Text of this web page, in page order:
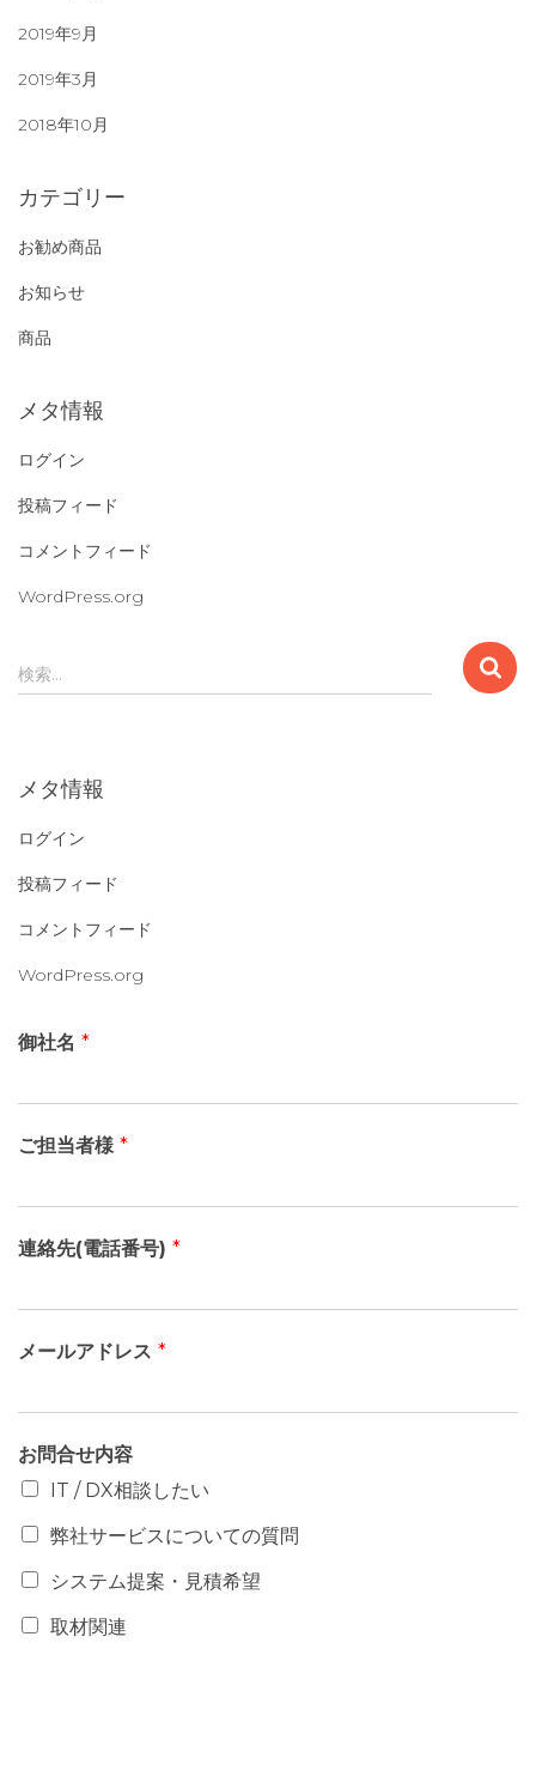
2019年9月
2019年3月
2018年10月
カテゴリー
お勧め商品
お知らせ
商品
メタ情報
ログイン
投稿フィード
コメントフィード
WordPress.org
検
索
検索…
メタ情報
ログイン
投稿フィード
コメントフィード
WordPress.org
御社名 *
ご担当者様 *
連絡先(電話番号) *
メールアドレス *
お問合せ内容
IT / DX相談したい
弊社サービスについての質問
システム提案・見積希望
取材関連